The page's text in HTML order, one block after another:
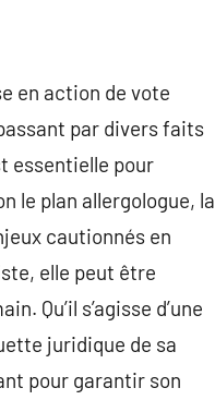
en action de vote
par divers faits
essentielle pour
le plan allergologue, la
cautionnés en
elle peut être
Qu’il s’agisse d’une
juridique de sa
pour garantir son